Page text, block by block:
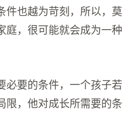
件也越为苛刻，所以，莫
庭，很可能就会成为一种
必要的条件，一个孩子若
限，他对成长所需要的条